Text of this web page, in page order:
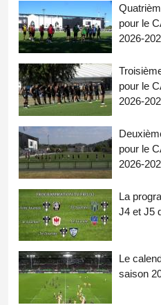
pour le
2026-
pour le
2026-
pour le
2026-
La
J4 et J5
Le
saison